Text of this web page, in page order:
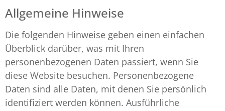
Allgemeine Hinweise
Die folgenden Hinweise geben einen einfachen
Überblick darüber, was mit Ihren
personenbezogenen Daten passiert, wenn Sie
diese Website besuchen. Personenbezogene
Daten sind alle Daten, mit denen Sie persönlich
identifiziert werden können. Ausführliche